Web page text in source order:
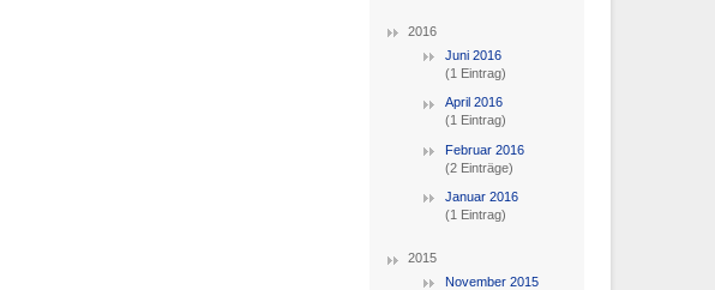
2016
Juni 2016
(1 Eintrag)
April 2016
(1 Eintrag)
Februar 2016
(2 Einträge)
Januar 2016
(1 Eintrag)
2015
November 2015